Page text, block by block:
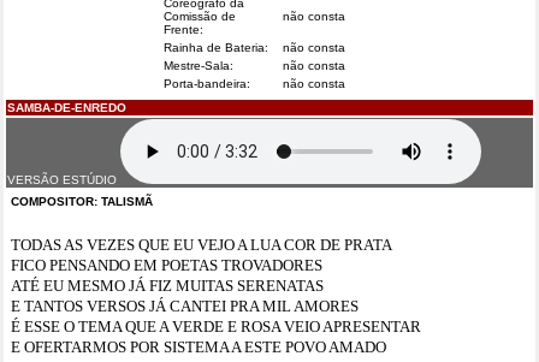
Coreógrafo da
Comissão de
Frente:
não consta
Rainha de Bateria:
não consta
Mestre-Sala:
não consta
Porta-bandeira:
não consta
SAMBA-DE-ENREDO
VERSÃO ESTÚDIO
COMPOSITOR: TALISMÃ
TODAS AS VEZES QUE EU VEJO A LUA COR DE PRATA
FICO PENSANDO EM POETAS TROVADORES
ATÉ EU MESMO JÁ FIZ MUITAS SERENATAS
E TANTOS VERSOS JÁ CANTEI PRA MIL AMORES
É ESSE O TEMA QUE A VERDE E ROSA VEIO APRESENTAR
E OFERTARMOS POR SISTEMA A ESTE POVO AMADO